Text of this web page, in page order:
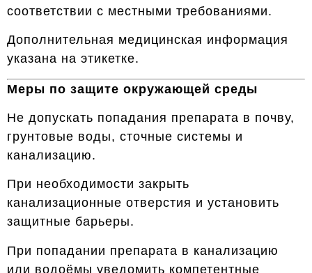
соответствии с местными требованиями.
Дополнительная медицинская информация
указана на этикетке.
Меры по защите окружающей среды
Не допускать попадания препарата в почву,
грунтовые воды, сточные системы и
канализацию.
При необходимости закрыть
канализационные отверстия и установить
защитные барьеры.
При попадании препарата в канализацию
или водоёмы уведомить компетентные